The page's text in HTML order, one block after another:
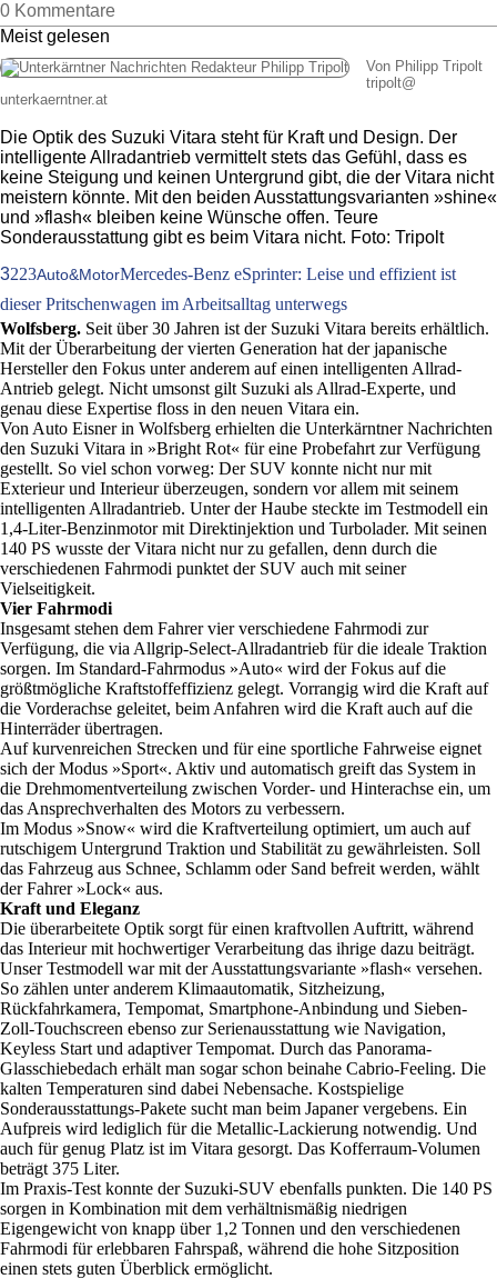
0 Kommentare
Meist gelesen
Von Philipp Tripolt
tripolt@
unterkaerntner.at
Die Optik des Suzuki Vitara steht für Kraft und Design. Der
intelligente Allradantrieb vermittelt stets das Gefühl, dass es
keine Steigung und keinen Untergrund gibt, die der Vitara nicht
meistern könnte. Mit den beiden Ausstattungsvarianten »shine«
und »flash« bleiben keine Wünsche offen. Teure
Sonderausstattung gibt es beim Vitara nicht. Foto: Tripolt
3223Auto&MotorMercedes-Benz eSprinter: Leise und effizient ist
dieser Pritschenwagen im Arbeitsalltag unterwegs
Wolfsberg. Seit über 30 Jahren ist der Suzuki Vitara bereits erhältlich.
Mit der Überarbeitung der vierten Generation hat der japanische
Hersteller den Fokus unter anderem auf einen intelligenten Allrad-
Antrieb gelegt. Nicht umsonst gilt Suzuki als Allrad-Experte, und
genau diese Expertise floss in den neuen Vitara ein.
Von Auto Eisner in Wolfsberg erhielten die Unterkärntner Nachrichten
den Suzuki Vitara in »Bright Rot« für eine Probefahrt zur Verfügung
gestellt. So viel schon vorweg: Der SUV konnte nicht nur mit
Exterieur und Interieur überzeugen, sondern vor allem mit seinem
intelligenten Allradantrieb. Unter der Haube steckte im Testmodell ein
1,4-Liter-Benzinmotor mit Direktinjektion und Turbolader. Mit seinen
140 PS wusste der Vitara nicht nur zu gefallen, denn durch die
verschiedenen Fahrmodi punktet der SUV auch mit seiner
Vielseitigkeit.
Vier Fahrmodi
Insgesamt stehen dem Fahrer vier verschiedene Fahrmodi zur
Verfügung, die via Allgrip-Select-Allradantrieb für die ideale Traktion
sorgen. Im Standard-Fahrmodus »Auto« wird der Fokus auf die
größtmögliche Kraftstoffeffizienz gelegt. Vorrangig wird die Kraft auf
die Vorderachse geleitet, beim Anfahren wird die Kraft auch auf die
Hinterräder übertragen.
Auf kurvenreichen Strecken und für eine sportliche Fahrweise eignet
sich der Modus »Sport«. Aktiv und automatisch greift das System in
die Drehmomentverteilung zwischen Vorder- und Hinterachse ein, um
das Ansprechverhalten des Motors zu verbessern.
Im Modus »Snow« wird die Kraftverteilung optimiert, um auch auf
rutschigem Untergrund Traktion und Stabilität zu gewährleisten. Soll
das Fahrzeug aus Schnee, Schlamm oder Sand befreit werden, wählt
der Fahrer »Lock« aus.
Kraft und Eleganz
Die überarbeitete Optik sorgt für einen kraftvollen Auftritt, während
das Interieur mit hochwertiger Verarbeitung das ihrige dazu beiträgt.
Unser Testmodell war mit der Ausstattungsvariante »flash« versehen.
So zählen unter anderem Klimaautomatik, Sitzheizung,
Rückfahrkamera, Tempomat, Smartphone-Anbindung und Sieben-
Zoll-Touchscreen ebenso zur Serienausstattung wie Navigation,
Keyless Start und adaptiver Tempomat. Durch das Panorama-
Glasschiebedach erhält man sogar schon beinahe Cabrio-Feeling. Die
kalten Temperaturen sind dabei Nebensache. Kostspielige
Sonderausstattungs-Pakete sucht man beim Japaner vergebens. Ein
Aufpreis wird lediglich für die Metallic-Lackierung notwendig. Und
auch für genug Platz ist im Vitara gesorgt. Das Kofferraum-Volumen
beträgt 375 Liter.
Im Praxis-Test konnte der Suzuki-SUV ebenfalls punkten. Die 140 PS
sorgen in Kombination mit dem verhältnismäßig niedrigen
Eigengewicht von knapp über 1,2 Tonnen und den verschiedenen
Fahrmodi für erlebbaren Fahrspaß, während die hohe Sitzposition
einen stets guten Überblick ermöglicht.